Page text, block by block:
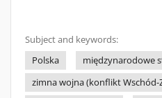
Subject and keywords:
Polska
międzynarodowe
zimna wojna (konflikt Wschód-